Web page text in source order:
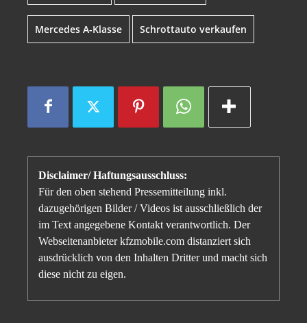
Mercedes A-Klasse Schrottauto verkaufen
Disclaimer/ Haftungsausschluss:
Für den oben stehend Pressemitteilung inkl.
dazugehörigen Bilder / Videos ist ausschließlich der
im Text angegebene Kontakt verantwortlich. Der
Webseitenanbieter kfzmobile.com distanziert sich
ausdrücklich von den Inhalten Dritter und macht sich
diese nicht zu eigen.